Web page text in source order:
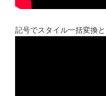
記号でスタイル一括変換